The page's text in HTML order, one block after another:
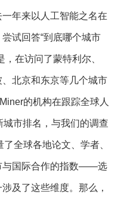
年来以人工智能之名在
试回答“到底哪个城市
在访问了蒙特利尔、
北京和东京等几个城市
的机构在跟踪全球人
市排名，与我们的调查
全球各地论文、学者、
与国际合作的指数——选
及了这些维度。那么，